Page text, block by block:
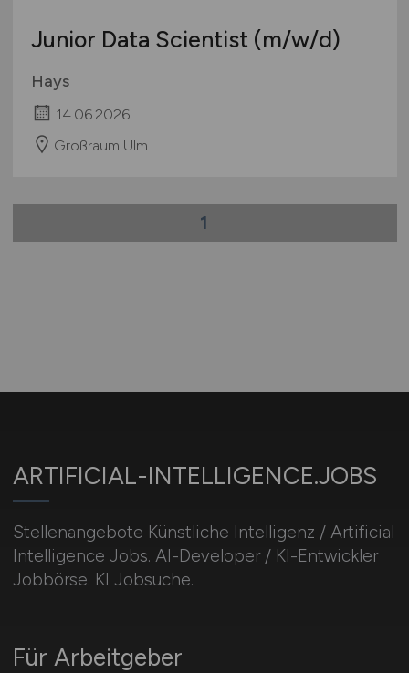
Junior Data Scientist (m/w/d)
Hays
14.06.2026
Großraum Ulm
1
ARTIFICIAL-INTELLIGENCE.JOBS
Stellenangebote Künstliche Intelligenz / Artificial
Intelligence Jobs. AI-Developer / KI-Entwickler
Jobbörse. KI Jobsuche.
Für Arbeitgeber